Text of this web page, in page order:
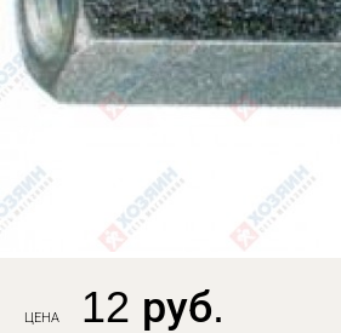
ЦЕНА 12 руб.